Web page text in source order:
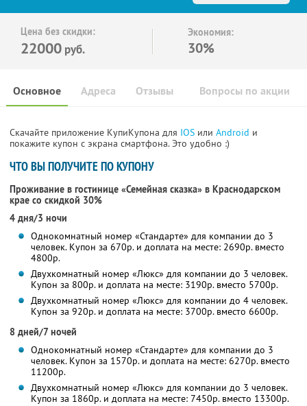
Цена без скидки:
22000 руб.
Экономия:
30%
Основное Отзывы Вопросы по акции
Адреса
Скачайте приложение КупиКупона для IOS или Android и
покажите купон с экрана смартфона. Это удобно :)
ЧТО ВЫ ПОЛУЧИТЕ ПО КУПОНУ
Проживание в гостинице «Семейная сказка» в Краснодарском
крае со скидкой 30%
4 дня/3 ночи
Однокомнатный номер «Стандарте» для компании до 3
человек. Купон за 670р. и доплата на месте: 2690р. вместо
4800р.
Двухкомнатный номер «Люкс» для компании до 3 человек.
Купон за 800р. и доплата на месте: 3190р. вместо 5700р.
Двухкомнатный номер «Люкс» для компании до 4 человек.
Купон за 920р. и доплата на месте: 3700р. вместо 6600р.
8 дней/7 ночей
Однокомнатный номер «Стандарте» для компании до 3
человек. Купон за 1570р. и доплата на месте: 6270р. вместо
11200р.
Двухкомнатный номер «Люкс» для компании до 3 человек.
Купон за 1860р. и доплата на месте: 7450р. вместо 13300р.